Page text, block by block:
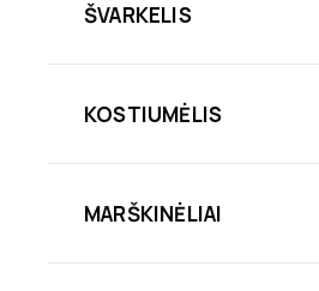
ŠVARKELIS
KOSTIUMĖLIS
MARŠKINĖLIAI